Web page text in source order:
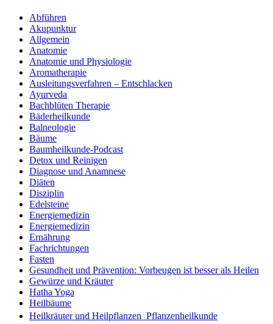
Abführen
Akupunktur
Allgemein
Anatomie
Anatomie und Physiologie
Aromatherapie
Ausleitungsverfahren – Entschlacken
Ayurveda
Bachblüten Therapie
Bäderheilkunde
Balneologie
Bäume
Baumheilkunde-Podcast
Detox und Reinigen
Diagnose und Anamnese
Diäten
Disziplin
Edelsteine
Energiemedizin
Energiemedizin
Ernährung
Fachrichtungen
Fasten
Gesundheit und Prävention: Vorbeugen ist besser als Heilen
Gewürze und Kräuter
Hatha Yoga
Heilbäume
Heilkräuter und Heilpflanzen  Pflanzenheilkunde